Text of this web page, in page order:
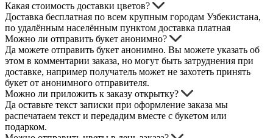
Какая стоимость доставки цветов?
Доставка бесплатная по всем крупным городам Узбекистана,
по удалённым населённым пунктом доставка платная
Можно ли отправить букет анонимно?
Да можете отправить букет анонимно. Вы можете указать об
этом в комментарии заказа, но могут быть затруднения при
доставке, например получатель может не захотеть принять
букет от анонимного отправителя.
Можно ли приложить к заказу открытку?
Да оставьте текст записки при оформление заказа мы
распечатаем текст и передадим вместе с букетом или
подарком.